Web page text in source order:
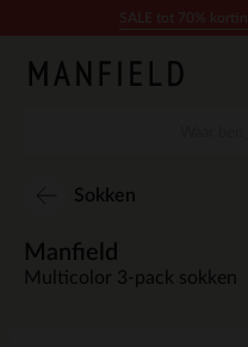
Sokken
Manfield
Multicolor 3-pack sokken